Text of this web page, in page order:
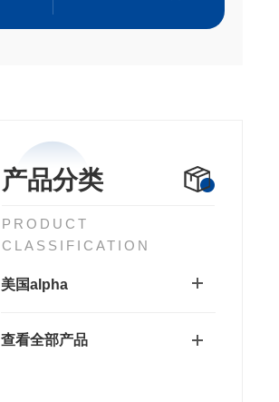
产品分类
PRODUCT
CLASSIFICATION
美国alpha
查看全部产品